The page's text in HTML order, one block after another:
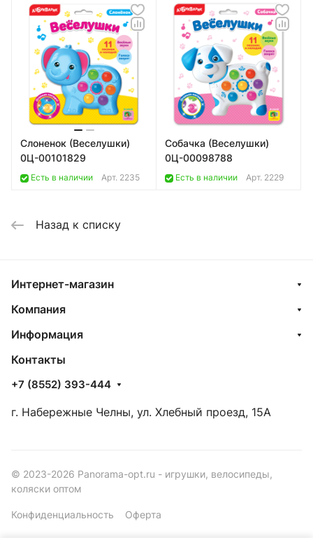
Слоненок (Веселушки)
0Ц-00101829
Есть в наличии Арт. 2235
Собачка (Веселушки)
0Ц-00098788
Есть в наличии Арт. 2229
Назад к списку
Интернет-магазин
Компания
Информация
Контакты
+7 (8552) 393-444
г. Набережные Челны, ул. Хлебный проезд, 15А
© 2023-2026 Panorama-opt.ru - игрушки, велосипеды,
коляски оптом
Конфиденциальность Оферта